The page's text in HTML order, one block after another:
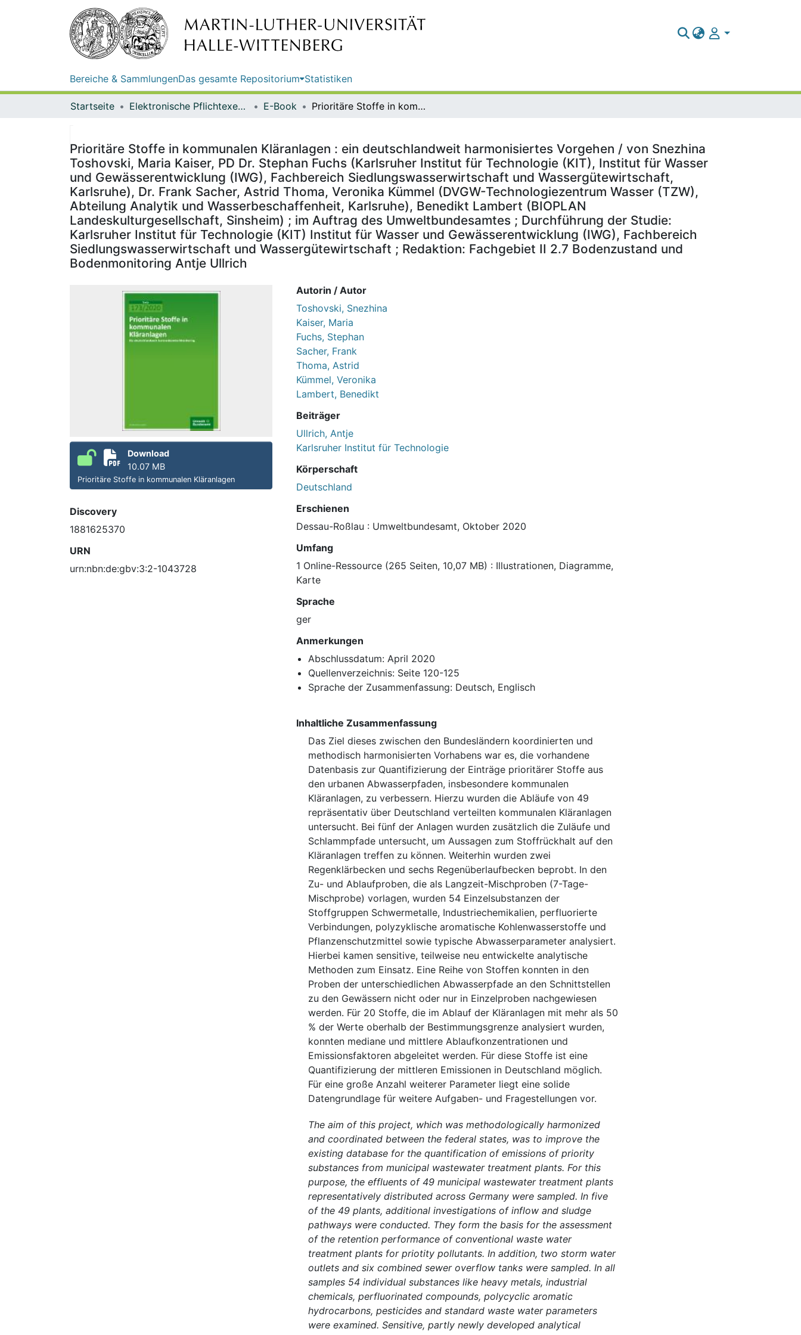
Bereiche & SammlungenDas gesamte Repositorium Statistiken
Startseite Elektronische Pflichtexemplare E-Book Prioritäre Stoffe in kommunalen Kläranlagen : ein deutschlandweit harmonisiertes Vorgehen / von Snezhina Toshovski, Maria Kaiser, PD Dr. Stephan Fuchs (Karlsruher Institut für Technologie (KIT), Institut für Wasser und Gewässerentwicklung (IWG), Fachbereich Siedlungswasserwirtschaft und Wassergütewirtschaft, Karlsruhe), Dr. Frank Sacher, Astrid Thoma, Veronika Kümmel (DVGW-Technologiezentrum Wasser (TZW), Abteilung Analytik und Wasserbeschaffenheit, Karlsruhe), Benedikt Lambert (BIOPLAN Landeskulturgesellschaft, Sinsheim) ; im Auftrag des Umweltbundesamtes ; Durchführung der Studie: Karlsruher Institut für Technologie (KIT) Institut für Wasser und Gewässerentwicklung (IWG), Fachbereich Siedlungswasserwirtschaft und Wassergütewirtschaft ; Redaktion: Fachgebiet II 2.7 Bodenzustand und Bodenmonitoring Antje Ullrich
Prioritäre Stoffe in kommunalen Kläranlagen : ein deutschlandweit harmonisiertes Vorgehen / von Snezhina
Toshovski, Maria Kaiser, PD Dr. Stephan Fuchs (Karlsruher Institut für Technologie (KIT), Institut für Wasser
und Gewässerentwicklung (IWG), Fachbereich Siedlungswasserwirtschaft und Wassergütewirtschaft,
Karlsruhe), Dr. Frank Sacher, Astrid Thoma, Veronika Kümmel (DVGW-Technologiezentrum Wasser (TZW),
Abteilung Analytik und Wasserbeschaffenheit, Karlsruhe), Benedikt Lambert (BIOPLAN
Landeskulturgesellschaft, Sinsheim) ; im Auftrag des Umweltbundesamtes ; Durchführung der Studie:
Karlsruher Institut für Technologie (KIT) Institut für Wasser und Gewässerentwicklung (IWG), Fachbereich
Siedlungswasserwirtschaft und Wassergütewirtschaft ; Redaktion: Fachgebiet II 2.7 Bodenzustand und
Bodenmonitoring Antje Ullrich
Download
10.07 MB
Prioritäre Stoffe in kommunalen Kläranlagen
Discovery
1881625370
URN
urn:nbn:de:gbv:3:2-1043728
Autorin / Autor
Toshovski, Snezhina
Kaiser, Maria
Fuchs, Stephan
Sacher, Frank
Thoma, Astrid
Kümmel, Veronika
Lambert, Benedikt
Beiträger
Ullrich, Antje
Karlsruher Institut für Technologie
Körperschaft
Deutschland
Erschienen
Dessau-Roßlau : Umweltbundesamt, Oktober 2020
Umfang
1 Online-Ressource (265 Seiten, 10,07 MB) : Illustrationen, Diagramme,
Karte
Sprache
ger
Anmerkungen
Abschlussdatum: April 2020
Quellenverzeichnis: Seite 120-125
Sprache der Zusammenfassung: Deutsch, Englisch
Inhaltliche Zusammenfassung
Das Ziel dieses zwischen den Bundesländern koordinierten und
methodisch harmonisierten Vorhabens war es, die vorhandene
Datenbasis zur Quantifizierung der Einträge prioritärer Stoffe aus
den urbanen Abwasserpfaden, insbesondere kommunalen
Kläranlagen, zu verbessern. Hierzu wurden die Abläufe von 49
repräsentativ über Deutschland verteilten kommunalen Kläranlagen
untersucht. Bei fünf der Anlagen wurden zusätzlich die Zuläufe und
Schlammpfade untersucht, um Aussagen zum Stoffrückhalt auf den
Kläranlagen treffen zu können. Weiterhin wurden zwei
Regenklärbecken und sechs Regenüberlaufbecken beprobt. In den
Zu- und Ablaufproben, die als Langzeit-Mischproben (7-Tage-
Mischprobe) vorlagen, wurden 54 Einzelsubstanzen der
Stoffgruppen Schwermetalle, Industriechemikalien, perfluorierte
Verbindungen, polyzyklische aromatische Kohlenwasserstoffe und
Pflanzenschutzmittel sowie typische Abwasserparameter analysiert.
Hierbei kamen sensitive, teilweise neu entwickelte analytische
Methoden zum Einsatz. Eine Reihe von Stoffen konnten in den
Proben der unterschiedlichen Abwasserpfade an den Schnittstellen
zu den Gewässern nicht oder nur in Einzelproben nachgewiesen
werden. Für 20 Stoffe, die im Ablauf der Kläranlagen mit mehr als 50
% der Werte oberhalb der Bestimmungsgrenze analysiert wurden,
konnten mediane und mittlere Ablaufkonzentrationen und
Emissionsfaktoren abgeleitet werden. Für diese Stoffe ist eine
Quantifizierung der mittleren Emissionen in Deutschland möglich.
Für eine große Anzahl weiterer Parameter liegt eine solide
Datengrundlage für weitere Aufgaben- und Fragestellungen vor.
The aim of this project, which was methodologically harmonized
and coordinated between the federal states, was to improve the
existing database for the quantification of emissions of priority
substances from municipal wastewater treatment plants. For this
purpose, the effluents of 49 municipal wastewater treatment plants
representatively distributed across Germany were sampled. In five
of the 49 plants, additional investigations of inflow and sludge
pathways were conducted. They form the basis for the assessment
of the retention performance of conventional waste water
treatment plants for priotity pollutants. In addition, two storm water
outlets and six combined sewer overflow tanks were sampled. In all
samples 54 individual substances like heavy metals, industrial
chemicals, perfluorinated compounds, polycyclic aromatic
hydrocarbons, pesticides and standard waste water parameters
were examined. Sensitive, partly newly developed analytical